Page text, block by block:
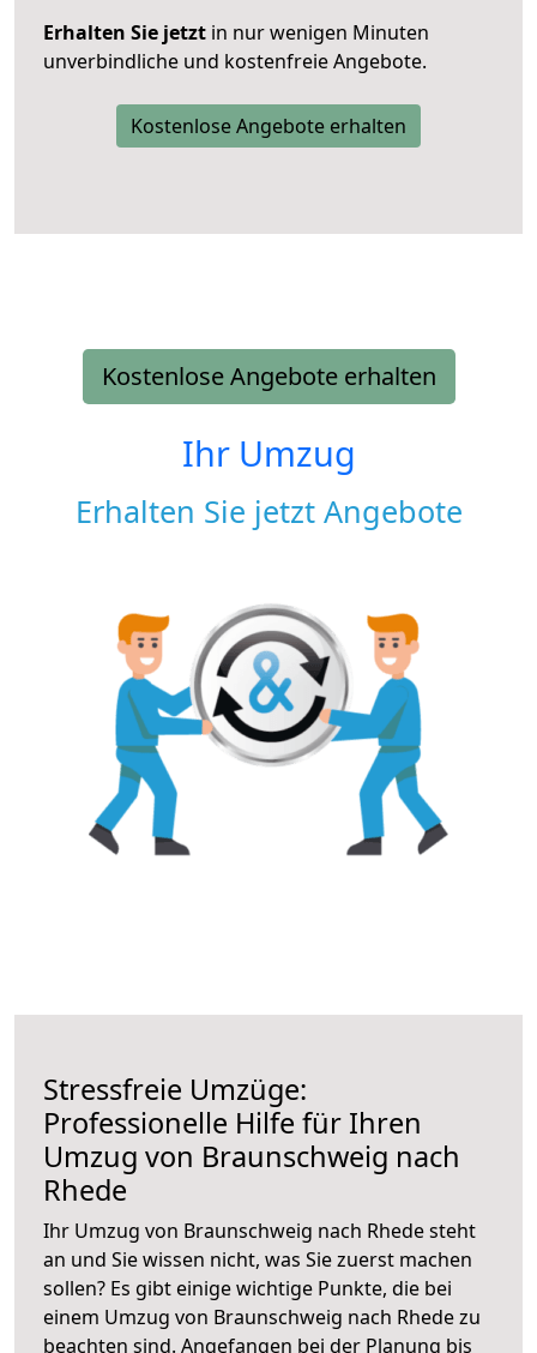
Erhalten Sie jetzt in nur wenigen Minuten
unverbindliche und kostenfreie Angebote.
Kostenlose Angebote erhalten
Kostenlose Angebote erhalten
Ihr Umzug
Erhalten Sie jetzt Angebote
Stressfreie Umzüge:
Professionelle Hilfe für Ihren
Umzug von Braunschweig nach
Rhede
Ihr Umzug von Braunschweig nach Rhede steht
an und Sie wissen nicht, was Sie zuerst machen
sollen? Es gibt einige wichtige Punkte, die bei
einem Umzug von Braunschweig nach Rhede zu
beachten sind. Angefangen bei der Planung bis